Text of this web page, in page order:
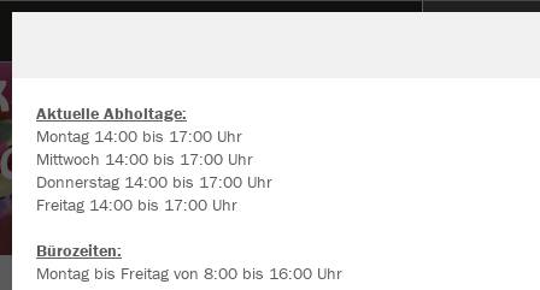
Aktuelle Abholtage:
Montag 14:00 bis 17:00 Uhr
Mittwoch 14:00 bis 17:00 Uhr
Donnerstag 14:00 bis 17:00 Uhr
Freitag 14:00 bis 17:00 Uhr
Bürozeiten:
Montag bis Freitag von 8:00 bis 16:00 Uhr
Wir verwenden Cookies
Inhalte anzeigen und unsere Website verbessern. Weitere
zu den Cookies findest Du in den Einstellungen.